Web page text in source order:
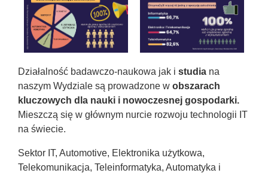
Działalność badawczo-naukowa jak i studia na
naszym Wydziale są prowadzone w obszarach
kluczowych dla nauki i nowoczesnej gospodarki.
Mieszczą się w głównym nurcie rozwoju technologii IT
na świecie.
Sektor IT, Automotive, Elektronika użytkowa,
Telekomunikacja, Teleinformatyka, Automatyka i